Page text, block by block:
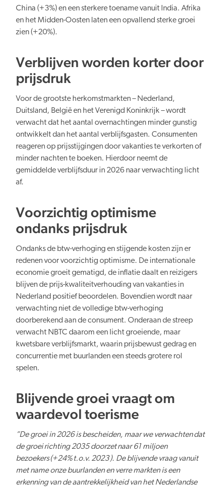
China (+3%) en een sterkere toename vanuit India. Afrika
en het Midden-Oosten laten een opvallend sterke groei
zien (+20%).
Verblijven worden korter door
prijsdruk
Voor de grootste herkomstmarkten – Nederland,
Duitsland, België en het Verenigd Koninkrijk – wordt
verwacht dat het aantal overnachtingen minder gunstig
ontwikkelt dan het aantal verblijfsgasten. Consumenten
reageren op prijsstijgingen door vakanties te verkorten of
minder nachten te boeken. Hierdoor neemt de
gemiddelde verblijfsduur in 2026 naar verwachting licht
af.
Voorzichtig optimisme
ondanks prijsdruk
Ondanks de btw-verhoging en stijgende kosten zijn er
redenen voor voorzichtig optimisme. De internationale
economie groeit gematigd, de inflatie daalt en reizigers
blijven de prijs-kwaliteitverhouding van vakanties in
Nederland positief beoordelen. Bovendien wordt naar
verwachting niet de volledige btw-verhoging
doorberekend aan de consument. Onderaan de streep
verwacht NBTC daarom een licht groeiende, maar
kwetsbare verblijfsmarkt, waarin prijsbewust gedrag en
concurrentie met buurlanden een steeds grotere rol
spelen.
Blijvende groei vraagt om
waardevol toerisme
”De groei in 2026 is bescheiden, maar we verwachten dat
de groei richting 2035 doorzet naar 61 miljoen
bezoekers (+24% t.o.v. 2023 ). De blijvende vraag vanuit
met name onze buurlanden en verre markten is een
erkenning van de aantrekkelijkheid van het Nederlandse